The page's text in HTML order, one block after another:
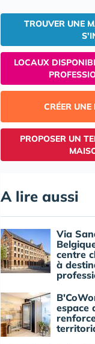
TROUVER UNE
LOCAUX
CRÉER
PROPOSER UN
A lire aussi
Via
centre
à
espace